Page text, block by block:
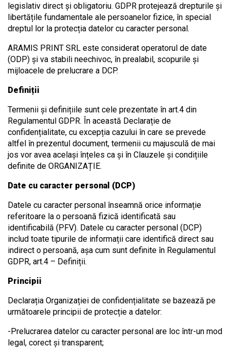
legislativ direct și obligatoriu. GDPR protejează drepturile și
libertățile fundamentale ale persoanelor fizice, în special
dreptul lor la protecția datelor cu caracter personal.
ARAMIS PRINT SRL este considerat operatorul de date
(ODP) și va stabili neechivoc, în prealabil, scopurile și
mijloacele de prelucrare a DCP.
Definiții
Termenii și definițiile sunt cele prezentate în art.4 din
Regulamentul GDPR. În această Declarație de
confidențialitate, cu excepția cazului în care se prevede
altfel în prezentul document, termenii cu majusculă de mai
jos vor avea același înțeles ca și în Clauzele și condițiile
definite de ORGANIZAȚIE.
Date cu caracter personal (DCP)
Datele cu caracter personal înseamnă orice informație
referitoare la o persoană fizică identificată sau
identificabilă (PFV). Datele cu caracter personal (DCP)
includ toate tipurile de informații care identifică direct sau
indirect o persoană, așa cum sunt definite în Regulamentul
GDPR, art.4 – Definiții.
Principii
Declarația Organizației de confidențialitate se bazează pe
următoarele principii de protecție a datelor:
-Prelucrarea datelor cu caracter personal are loc într-un mod
legal, corect și transparent;